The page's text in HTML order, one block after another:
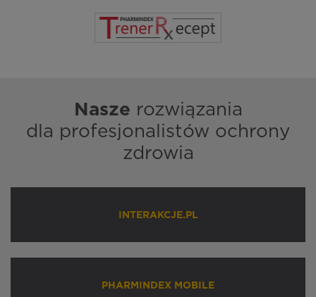
Nasze rozwiązania
dla profesjonalistów ochrony
zdrowia
INTERAKCJE.PL
PHARMINDEX MOBILE